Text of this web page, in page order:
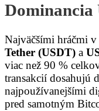
Dominancia
Najväčšími hráčmi v
Tether (USDT) a
viac než 90 %
transakcií dosahujú
najpoužívanejšími
pred samotným